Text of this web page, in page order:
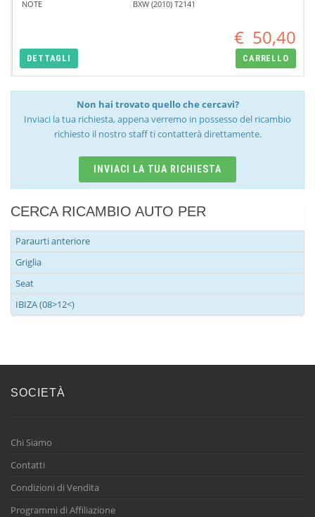
NOTE
BXW (2010) T2141
€ 50,40
DETTAGLI CARRELLO
Non hai trovato quello che cercavi?
Inviaci la tua richiesta, appena verremo in possesso del ricambio
richiesto il nostro staff ti contatterà direttamente.
INVIACI LA TUA RICHIESTA
CERCA RICAMBIO AUTO PER
Paraurti anteriore
Griglia
Seat
IBIZA (08>12<)
SOCIETÀ
Chi Siamo
Contatti
Condizioni di Vendita
Programmi di Affiliazione